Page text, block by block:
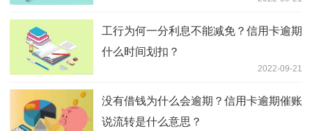
工行为何一分利息不能减免？信用卡逾期
什么时间划扣？
2022-09-21
没有借钱为什么会逾期？信用卡逾期催账
说流转是什么意思？